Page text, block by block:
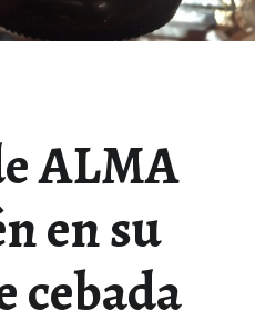
ALMA
en su
cebada